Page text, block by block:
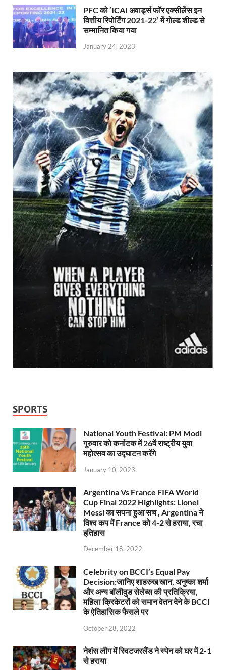
PFC को ‘ICAI अवार्ड्स फॉर एक्सीलेंस इन
वित्तीय रिपोर्टिंग 2021-22’ में गोल्ड शील्ड से
सम्मानित किया गया
January 24, 2023
SPORTS
National Youth Festival: PM Modi
गुरुवार को कर्नाटक में 26वें राष्ट्रीय युवा
महोत्सव का उद्घाटन करेंगे
January 10, 2023
Argentina Vs France FIFA World
Cup Final 2022 Highlights: Lionel
Messi का सपना हुआ सच , Argentina ने
विश्व कप में France को 4-2 से हराया, रचा
इतिहास
December 18, 2022
Celebrity on BCCI’s Equal Pay
Decision:जानिए शाहरुख खान, अनुष्का शर्मा
और अन्य बॉलीवुड सेलेब्स की प्रतिक्रिया,
महिला क्रिकेटरों को समान वेतन देने के BCCI
के ऐतिहासिक फैसले पर
October 28, 2022
नेशंस लीग में स्विटजरलैंड ने स्पेन को घर में 2-1
से हराया